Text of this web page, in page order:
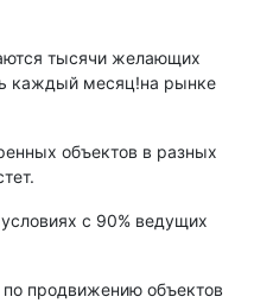
тысячи желающих
каждый месяц!на рынке
объектов в разных
с 90% ведущих
по продвижению объектов